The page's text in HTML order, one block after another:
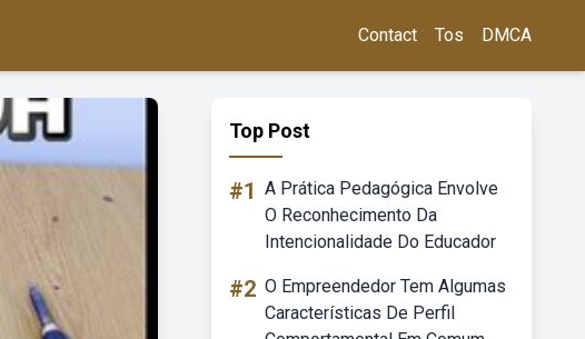
Contact Tos DMCA
Top Post
#1 A Prática Pedagógica Envolve
O Reconhecimento Da
Intencionalidade Do Educador
#2 O Empreendedor Tem Algumas
Características De Perfil